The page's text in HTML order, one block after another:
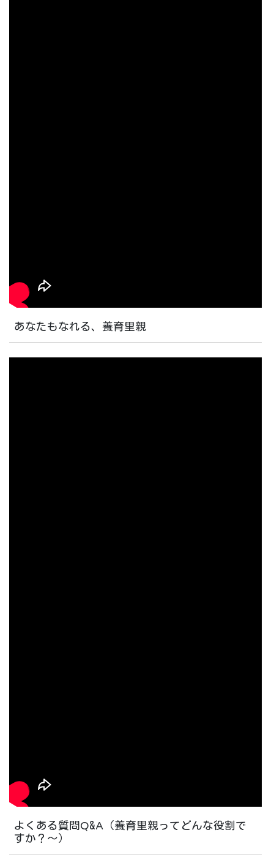
あなたもなれる、養育里親
よくある質問Q&A（養育里親ってどんな役割で
すか？～）